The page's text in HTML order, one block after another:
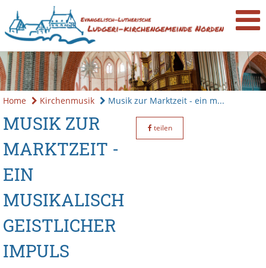
Home Kirchenmusik Musik zur Marktzeit - ein m...
MUSIK ZUR
MARKTZEIT -
EIN
MUSIKALISCH
GEISTLICHER
IMPULS
teilen